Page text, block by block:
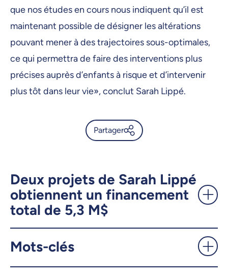
que nos études en cours nous indiquent qu’il est
maintenant possible de désigner les altérations
pouvant mener à des trajectoires sous-optimales,
ce qui permettra de faire des interventions plus
précises auprès d’enfants à risque et d’intervenir
plus tôt dans leur vie», conclut Sarah Lippé.
Partager
nourrissons quand ils auront
quatre ans - UdeMnouvelles
Courriel
Deux projets de Sarah Lippé
obtiennent un financement
total de 5,3 M$
Mots-clés